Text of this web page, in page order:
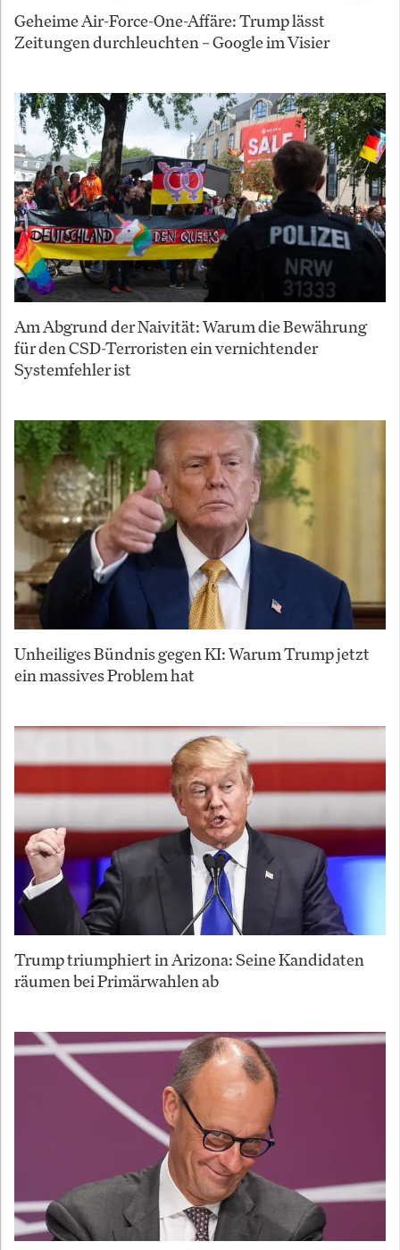
Geheime Air-Force-One-Affäre: Trump lässt
Zeitungen durchleuchten – Google im Visier
Am Abgrund der Naivität: Warum die Bewährung
für den CSD-Terroristen ein vernichtender
Systemfehler ist
Unheiliges Bündnis gegen KI: Warum Trump jetzt
ein massives Problem hat
Trump triumphiert in Arizona: Seine Kandidaten
räumen bei Primärwahlen ab